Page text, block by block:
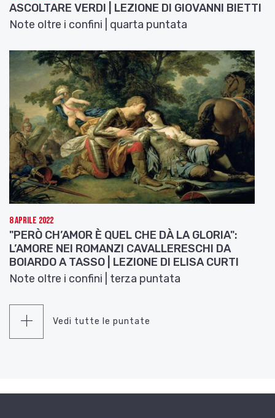
ASCOLTARE VERDI | LEZIONE DI GIOVANNI BIETTI
Note oltre i confini | quarta puntata
8 Aprile 2022
"PERÒ CH’AMOR È QUEL CHE DÀ LA GLORIA":
L’AMORE NEI ROMANZI CAVALLERESCHI DA
BOIARDO A TASSO | LEZIONE DI ELISA CURTI
Note oltre i confini | terza puntata
Vedi tutte le puntate